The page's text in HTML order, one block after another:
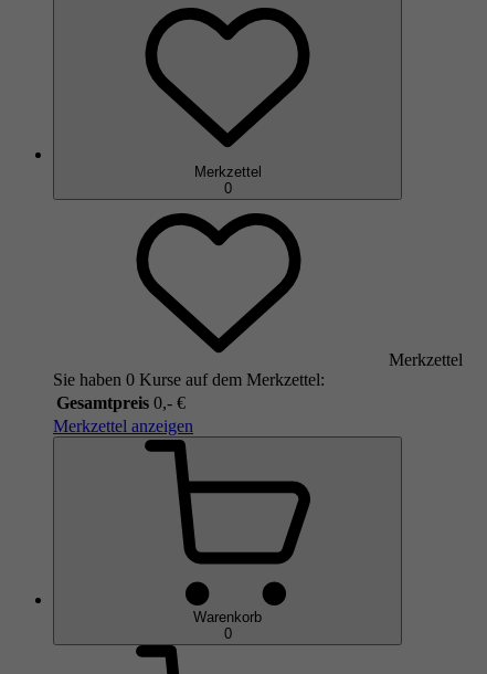
Merkzettel
0
Merkzettel
Sie haben 0 Kurse auf dem Merkzettel:
Gesamtpreis 0,- €
Merkzettel anzeigen
Warenkorb
0